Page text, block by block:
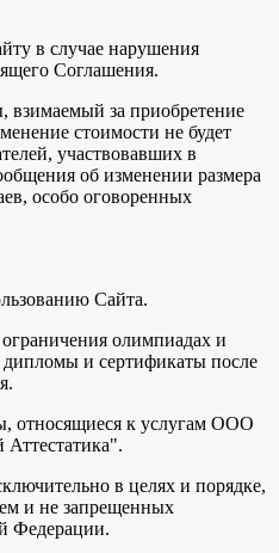
в случае нарушения
Соглашения.
взимаемый за приобретение
стоимости не будет
участвовавших в
об изменении размера
особо оговоренных
Сайта.
ограничения олимпиадах и
и сертификаты после
относящиеся к услугам ООО
в целях и порядке,
и не запрещенных
Федерации.